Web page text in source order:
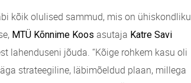
kõik olulised sammud, mis on ühiskondliku
MTÜ Kõnnime Koos asutaja Katre Savi
lahenduseni jõuda. “Kõige rohkem kasu oli
strateegiline, läbimõeldud plaan, millega